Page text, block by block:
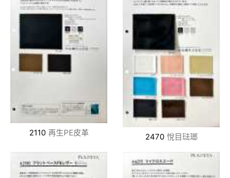
2110 再生PE皮革 2470 悅目琺瑯